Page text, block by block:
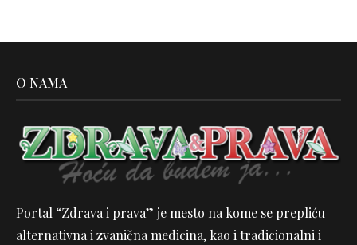
O NAMA
Portal “Zdrava i prava” je mesto na kome se prepliću
alternativna i zvanična medicina, kao i tradicionalni i